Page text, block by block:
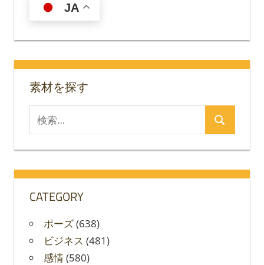
シ
ョ
ン
JA
素材を探す
索
対
検
CATEGORY
ポーズ(638)
ビジネス (481)
感情(580)